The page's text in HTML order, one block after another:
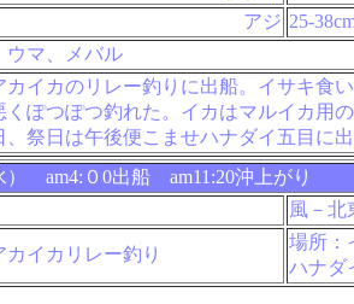
アジ 25-
ウマ、メバル
カイカのリレー釣りに出船。イサキ食
くぽつぽつ釣れた。イカはマルイカ用
、祭日は午後便こませハナダイ五目に
） am4:０0出船 am11:20沖上がり
風－北
カイカリレー釣り
場所：
ハナダ